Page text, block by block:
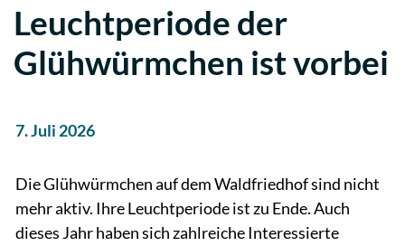
Leuchtperiode der
Glühwürmchen ist vorbei
7. Juli 2026
Die Glühwürmchen auf dem Waldfriedhof sind nicht
mehr aktiv. Ihre Leuchtperiode ist zu Ende. Auch
dieses Jahr haben sich zahlreiche Interessierte